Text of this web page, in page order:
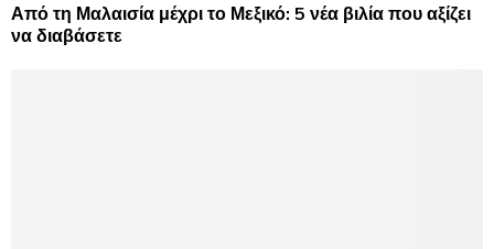
Από τη Μαλαισία μέχρι το Μεξικό: 5 νέα βιλία που αξίζει
να διαβάσετε